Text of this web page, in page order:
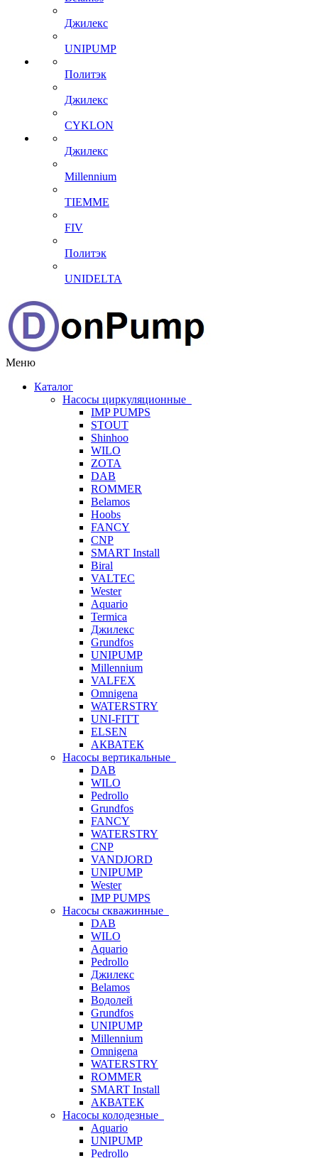
Джилекс
UNIPUMP
Политэк
Джилекс
CYKLON
Джилекс
Millennium
TIEMME
FIV
Политэк
UNIDELTA
Меню
Каталог
Насосы циркуляционные
IMP PUMPS
STOUT
Shinhoo
WILO
ZOTA
DAB
ROMMER
Belamos
Hoobs
FANCY
CNP
SMART Install
Biral
VALTEC
Wester
Aquario
Termica
Джилекс
Grundfos
UNIPUMP
Millennium
VALFEX
Omnigena
WATERSTRY
UNI-FITT
ELSEN
АКВАТЕК
Насосы вертикальные
DAB
WILO
Pedrollo
Grundfos
FANCY
WATERSTRY
CNP
VANDJORD
UNIPUMP
Wester
IMP PUMPS
Насосы скважинные
DAB
WILO
Aquario
Pedrollo
Джилекс
Belamos
Водолей
Grundfos
UNIPUMP
Millennium
Omnigena
WATERSTRY
ROMMER
SMART Install
АКВАТЕК
Насосы колодезные
Aquario
UNIPUMP
Pedrollo